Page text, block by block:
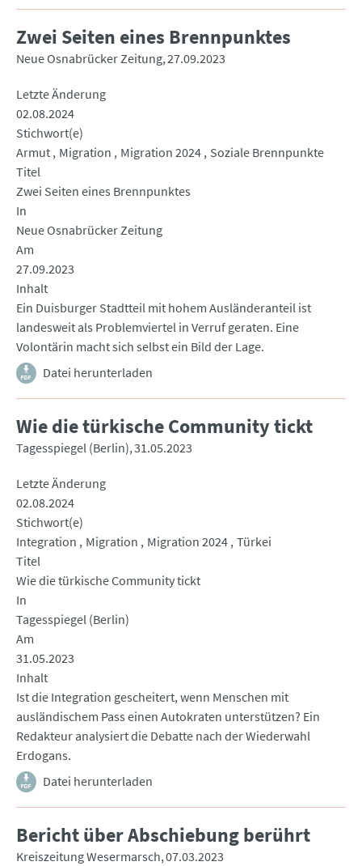
Zwei Seiten eines Brennpunktes
Neue Osnabrücker Zeitung 27.09.2023
Letzte Änderung
02.08.2024
Stichwort(e)
Armut Migration Migration 2024 Soziale Brennpunkte
Titel
Zwei Seiten eines Brennpunktes
In
Neue Osnabrücker Zeitung
Am
27.09.2023
Inhalt
Ein Duisburger Stadtteil mit hohem Ausländeranteil ist
landesweit als Problemviertel in Verruf geraten. Eine
Volontärin macht sich selbst ein Bild der Lage.
Datei herunterladen
Wie die türkische Community tickt
Tagesspiegel (Berlin) 31.05.2023
Letzte Änderung
02.08.2024
Stichwort(e)
Integration
Migration Migration 2024 Türkei
Titel
Wie die türkische Community tickt
In
Tagesspiegel (Berlin)
Am
31.05.2023
Inhalt
Ist die Integration gescheitert, wenn Menschen mit
ausländischem Pass einen Autokraten unterstützen? Ein
Redakteur analysiert die Debatte nach der Wiederwahl
Erdogans.
Datei herunterladen
Bericht über Abschiebung berührt
Kreiszeitung Wesermarsch 07.03.2023